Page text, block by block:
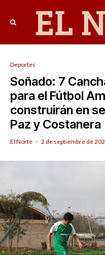
Deportes
Soñado: 7
para el Fútbol
construirán en
Paz y Costanera
El Norte · 2 de septiembre de